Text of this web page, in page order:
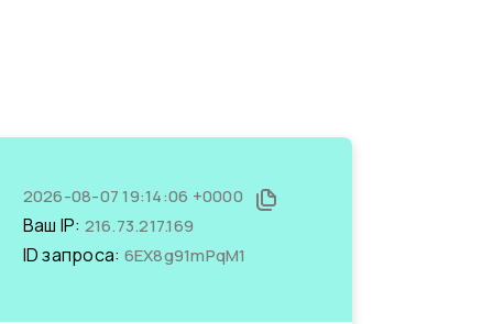
2026-08-07 19:14:06 +0000
Ваш IP: 216.73.217.169
ID запроса: 6EX8g91mPqM1